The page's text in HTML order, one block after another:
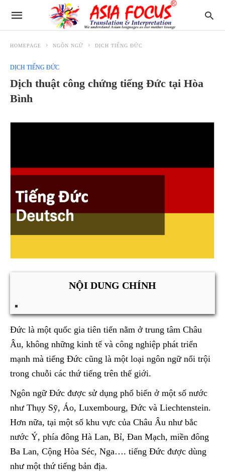
HOMEPAGE NGÔN NGỮ DỊCH TIẾNG ĐỨC
DỊCH TIẾNG ĐỨC
Dịch thuật công chứng tiếng Đức tại Hòa
Bình
NỘI DUNG CHÍNH
Đức là một quốc gia tiên tiến nằm ở trung tâm Châu
Âu, không những kinh tế và công nghiệp phát triển
mạnh mà tiếng Đức cũng là một loại ngôn ngữ nổi trội
trong chuỗi các thứ tiếng trên thế giới.
Ngôn ngữ Đức được sử dụng phổ biến ở một số nước
như Thụy Sỹ, Áo, Luxembourg, Đức và Liechtenstein.
Hơn nữa, tại một số khu vực của Châu Âu như bắc
nước Ý, phía đông Hà Lan, Bỉ, Đan Mạch, miền đông
Ba Lan, Cộng Hòa Séc, Nga…. tiếng Đức được dùng
như một thứ tiếng bản địa.